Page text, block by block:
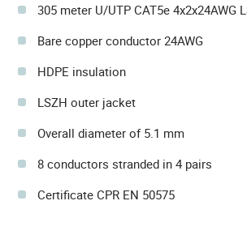
305 meter U/UTP CAT5e 4x2x24AWG
Bare copper conductor 24AWG
HDPE insulation
LSZH outer jacket
Overall diameter of 5.1 mm
8 conductors stranded in 4 pairs
Certificate CPR EN 50575